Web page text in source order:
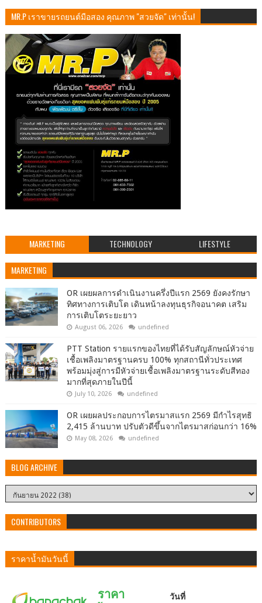
MR.P เราขายรถยนต์มือสอง คุณภาพ "สวยจัด" เท่านั้น!
MARKETING TECHNOLOGY LIFESTYLE
MARKETING
OR เผยผลการดำเนินงานครึ่งปีแรก 2569 ยังคงรักษา
ทิศทางการเติบโต เดินหน้าลงทุนธุรกิจอนาคต เสริม
การเติบโตระยะยาว
August 06, 2026 undefined
PTT Station รายแรกของไทยที่ได้รับสัญลักษณ์หัวจ่าย
เชื้อเพลิงมาตรฐานครบ 100% ทุกสถานีทั่วประเทศ
พร้อมมุ่งสู่การมีหัวจ่ายเชื้อเพลิงมาตรฐานระดับสีทอง
มากที่สุดภายในปีนี้
July 10, 2026 undefined
OR เผยผลประกอบการไตรมาสแรก 2569 มีกำไรสุทธิ
2,415 ล้านบาท ปรับตัวดีขึ้นจากไตรมาสก่อนกว่า 16%
May 08, 2026 undefined
BLOG ARCHIVE
CONTRIBUTORS
ราคาน้ำมันวันนี้